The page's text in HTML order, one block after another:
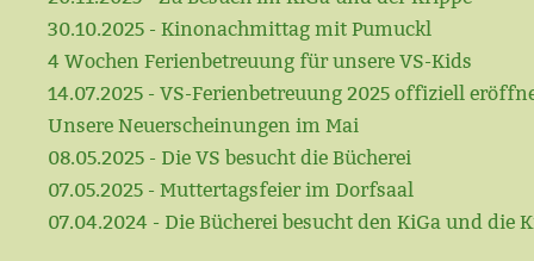
30.10.2025 - Kinonachmittag mit Pumuckl
4 Wochen Ferienbetreuung für unsere VS-Kids
14.07.2025 - VS-Ferienbetreuung 2025 offiziell
Unsere Neuerscheinungen im Mai
08.05.2025 - Die VS besucht die Bücherei
07.05.2025 - Muttertagsfeier im Dorfsaal
07.04.2024 - Die Bücherei besucht den KiGa und die